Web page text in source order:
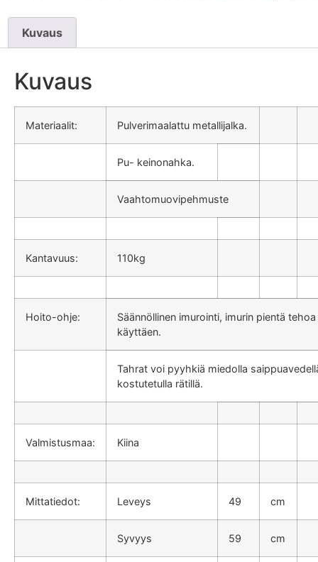
Kuvaus
Kuvaus
Materiaalit: Pulverimaalattu metallijalka.
Pu- keinonahka.
Vaahtomuovipehmuste
Kantavuus: 110kg
Hoito-ohje:
Säännöllinen imurointi, imurin pientä tehoa
käyttäen.
Tahrat voi pyyhkiä miedolla
kostutetulla rätillä.
Valmistusmaa: Kiina
Mittatiedot: Leveys 49 cm
Syvyys 59 cm